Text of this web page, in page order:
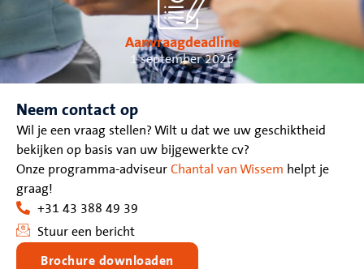
Aanvraagdeadline
1 september 2026
Neem contact op
Wil je een vraag stellen? Wilt u dat we uw geschiktheid
bekijken op basis van uw bijgewerkte cv?
Onze programma-adviseur Chantal van Wissem helpt je
graag!
+31 43 388 49 39
Stuur een bericht
Brochure downloaden